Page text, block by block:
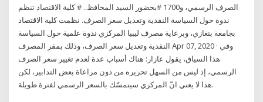
الصرف الرسمي، و1700 #بحضور السيد المحافظ.. # كلية الاقتصاد تنظم
ندوة حول السياسة النقدية وتعديل سعر الصرف. نظمت كلية الاقتصاد
بجامعة بنغازي، وبرعاية مصرف ليبيا المركزي ندوة علمية حول السياسة
النقدية وتعديل سعر الصرف، وذلك بمقر المصرف Apr 07, 2020 · وفي
هذا السياق، يقول عازار: هناك أسباب عدة لعدم تغيير سعر الصرف
الرسمي، إذ ليس من السهل تحريره من دون مراعاة بعض التدابير، لكن
هذا لا يعني انّ المركزي سيتمسّك بالسعر الرسمي لفترة طويلة.